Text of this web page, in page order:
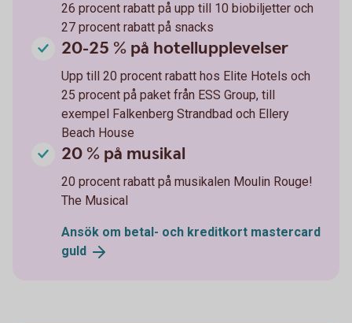
26 procent rabatt på upp till 10 biobiljetter och
27 procent rabatt på snacks
20-25 % på hotellupplevelser
Upp till 20 procent rabatt hos Elite Hotels och
25 procent på paket från ESS Group, till
exempel Falkenberg Strandbad och Ellery
Beach House
20 % på musikal
20 procent rabatt på musikalen Moulin Rouge!
The Musical
Ansök om betal- och kreditkort mastercard
guld